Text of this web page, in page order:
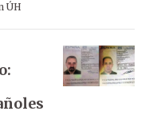
ÚH